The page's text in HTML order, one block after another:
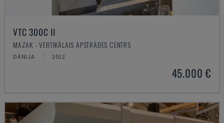
VTC 300C II
MAZAK - VERTIKĀLAIS APSTRĀDES CENTRS
DĀNIJA 2012
45.000 €